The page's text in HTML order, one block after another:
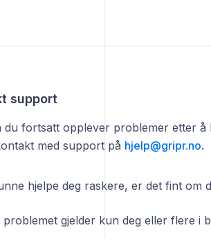
support
du fortsatt opplever problemer etter
med support på hjelp@gripr.no.
hjelpe deg raskere, er det fint om
problemet gjelder kun deg eller flere i